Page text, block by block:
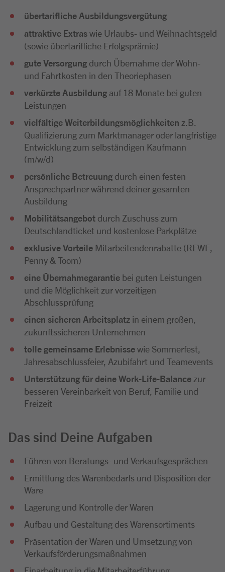
übertarifliche Ausbildungsvergütung
attraktive Extraswie Urlaubs- und Weihnachtsgeld
(sowie übertarifliche Erfolgsprämie)
gute Versorgung durch Übernahme der Wohn-
und Fahrtkosten in den Theoriephasen
verkürzte Ausbildung auf 18 Monate bei guten
Leistungen
vielfältige Weiterbildungsmöglichkeiten z.B.
Qualifizierung zum Marktmanager oder langfristige
Entwicklung zum selbständigen Kaufmann
(m/w/d)
persönliche Betreuung durch einen festen
Ansprechpartner während deiner gesamten
Ausbildung
Mobilitätsangebot durch Zuschuss zum
Deutschlandticket und kostenlose Parkplätze
exklusive Vorteile Mitarbeitendenrabatte (REWE,
Penny & Toom)
eine Übernahmegarantie bei guten Leistungen
und die Möglichkeit zur vorzeitigen
Abschlussprüfung
einen sicheren Arbeitsplatz in einem großen,
zukunftssicheren Unternehmen
tolle gemeinsame Erlebnissewie Sommerfest,
Jahresabschlussfeier, Azubifahrt und Teamevents
Unterstützung für deine Work-Life-Balance zur
besseren Vereinbarkeit von Beruf, Familie und
Freizeit
Das sind Deine Aufgaben
Führen von Beratungs- und Verkaufsgesprächen
Ermittlung des Warenbedarfs und Disposition der
Ware
Lagerung und Kontrolle der Waren
Aufbau und Gestaltung des Warensortiments
Präsentation der Waren und Umsetzung von
Verkaufsförderungsmaßnahmen